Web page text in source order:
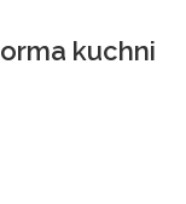
kuchni